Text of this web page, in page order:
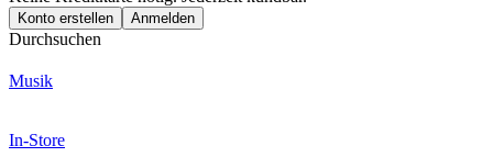
Konto erstellen Anmelden
Durchsuchen
Musik
In-Store